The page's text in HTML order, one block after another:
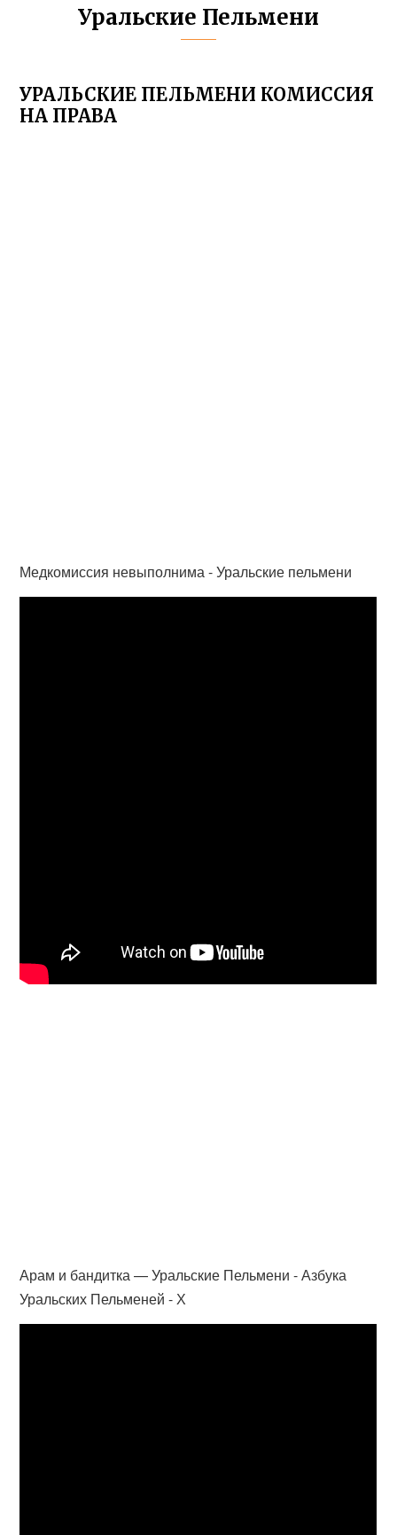
Уральские Пельмени
УРАЛЬСКИЕ ПЕЛЬМЕНИ КОМИССИЯ
НА ПРАВА
Медкомиссия невыполнима - Уральские пельмени
Арам и бандитка — Уральские Пельмени - Азбука
Уральских Пельменей - Х